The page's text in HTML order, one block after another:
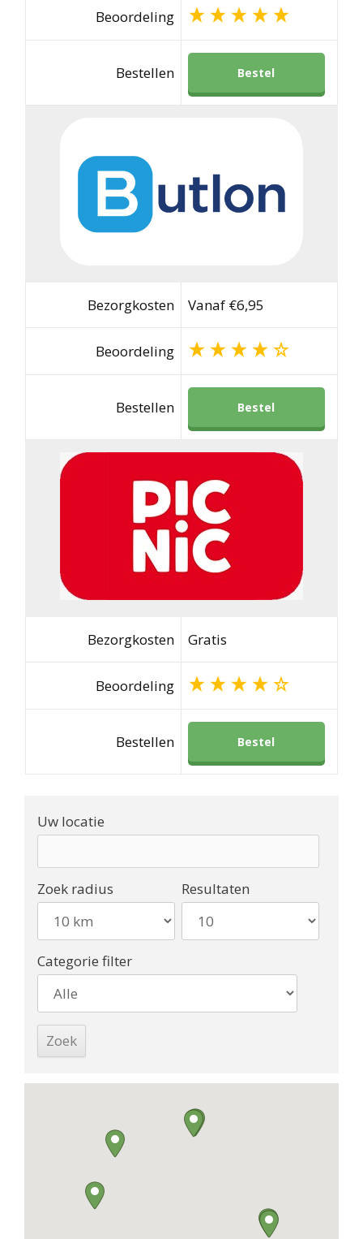
Beoordeling
Bestellen Bestel
Bezorgkosten Vanaf €6,95
Beoordeling
Bestellen Bestel
Bezorgkosten Gratis
Beoordeling
Bestellen Bestel
Uw locatie
Zoek radius Resultaten
Categorie filter